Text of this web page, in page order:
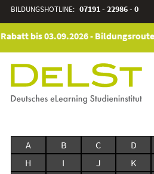
BILDUNGSHOTLINE: 07191 - 22986 - 0
bis 03.09.2026 -
A B C D
H
I J K